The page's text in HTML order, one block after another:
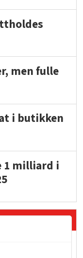
men fulle
i butikken
1 milliard i